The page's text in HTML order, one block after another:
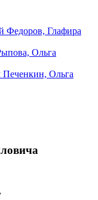
Федоров, Глафира
Ольга
Ольга